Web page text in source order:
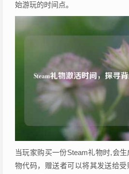
始游玩的时间点。
当玩家购买一份Steam礼物时,会
物代码，赠送者可以将其发送给